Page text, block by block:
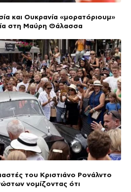
και Ουκρανία «μορατόριουμ»
στη Μαύρη Θάλασσα
του Κριστιάνο Ρονάλντο
νομίζοντας ότι